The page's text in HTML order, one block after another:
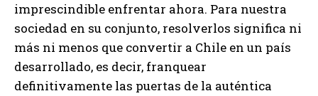
imprescindible enfrentar ahora. Para nuestra
sociedad en su conjunto, resolverlos significa ni
más ni menos que convertir a Chile en un país
desarrollado, es decir, franquear
definitivamente las puertas de la auténtica